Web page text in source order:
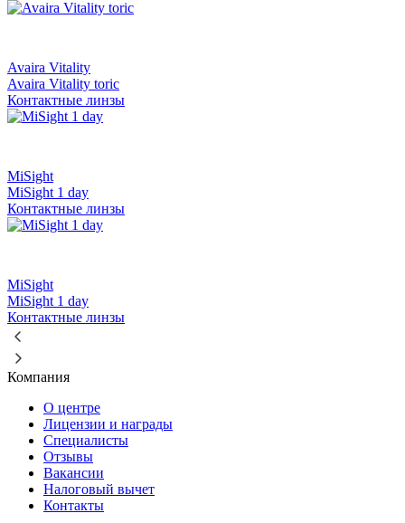
Avaira Vitality
Avaira Vitality toric
Контактные линзы
MiSight
MiSight 1 day
Контактные линзы
MiSight
MiSight 1 day
Контактные линзы
Компания
О центре
Лицензии и награды
Специалисты
Отзывы
Вакансии
Налоговый вычет
Контакты